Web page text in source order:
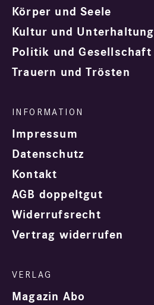
Körper und Seele
Kultur und Unterhaltung
Politik und Gesellschaft
Trauern und Trösten
Impressum
Datenschutz
Kontakt
AGB doppeltgut
Widerrufsrecht
Vertrag widerrufen
Magazin Abo